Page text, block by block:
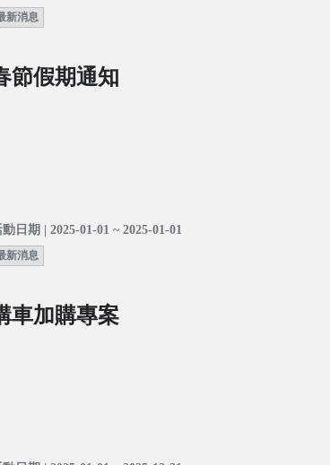
新消息
節假期通知
日期 | 2025-01-01 ~ 2025-01-01
新消息
車加購專案